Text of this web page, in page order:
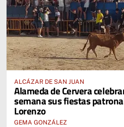
ALCÁZAR DE SAN JUAN
Alameda de Cervera
semana sus fiestas
Lorenzo
GEMA GONZÁLEZ